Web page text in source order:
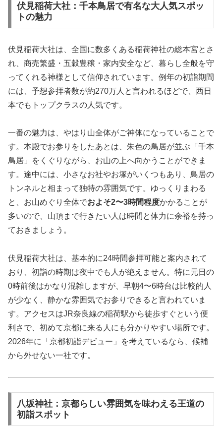
伏見稲荷大社：千本鳥居で有名な大人気スポッ
トの魅力
伏見稲荷大社は、全国に数多くある稲荷神社の総本宮とさ
れ、商売繁盛・五穀豊穣・家内安全など、暮らし全般を守
ってくれる神様として信仰されています。例年の初詣期間
には、予想参拝者数が約270万人と言われるほどで、西日
本でもトップクラスの人気です。
一番の魅力は、やはり山全体がご神体になっていることで
す。本殿でお参りをしたあとは、朱色の鳥居が並ぶ「千本
鳥居」をくぐりながら、お山の上へ向かうことができま
す。途中には、小さなお社やお塚がいくつもあり、鳥居の
トンネルと相まって独特の雰囲気です。ゆっくりまわる
と、お山めぐり全体でおよそ2〜3時間程度かかることが
多いので、山頂まで行きたい人は時間と体力に余裕を持っ
ておきましょう。
伏見稲荷大社は、基本的に24時間参拝可能と案内されて
おり、初詣の時期は夜中でも人が絶えません。特に元日の
0時前後はかなり混雑しますが、早朝4〜6時台は比較的人
が少なく、静かな雰囲気でお参りできると言われていま
す。アクセスはJR奈良線の稲荷駅から徒歩すぐという便
利さで、初めて京都に来る人にも分かりやすい場所です。
2026年に「京都初詣デビュー」を考えているなら、候補
から外せない一社です。
八坂神社：京都らしい雰囲気を味わえる王道の
初詣スポット